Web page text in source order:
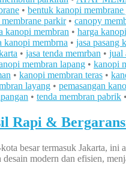
• bentuk kanopi membrane
parkir• canopy
kanopi membran • harga
kanopi membrna • jasa pasang
• jasa tenda memrban • jual
membran lapang • kanopi
• kanopi membran teras •
layang • pemasangan
• tenda membran pabrik •
Rapi &
besar termasuk Jakarta,
modern dan efisien,